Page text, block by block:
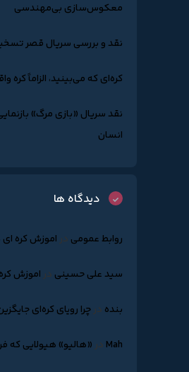
معکوس‌سازی بی‌مهندسی
نقد و بررسی سریال قصر
کره‌ای که می‌بینید، الزاماً کره
نقد سریال «بازی مرگ»
انسان
دیدگاه ها
روابط عمومی دراموزش کره
سید علی حسینی دراموزش
بنده درچرا رویای کره‌ای
Mah در«هالیو» هیولایی که